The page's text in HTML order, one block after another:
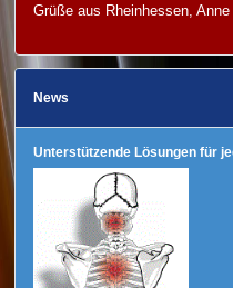
Grüße aus Rheinhessen, Anne
News
Unterstützende Lösungen für